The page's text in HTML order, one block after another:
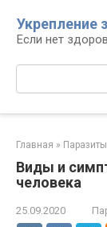
контенту
Укрепление
Если нет
Поиск:
Главная » Паразиты
Виды и
человека
25.09.2020